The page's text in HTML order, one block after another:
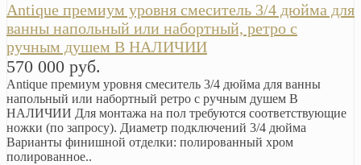
Antique премиум уровня смеситель 3/4 дюйма для
ванны напольный или набортный, ретро с
ручным душем В НАЛИЧИИ
570 000 руб.
Antique премиум уровня смеситель 3/4 дюйма для ванны
напольный или набортный ретро с ручным душем В
НАЛИЧИИ Для монтажа на пол требуются соответствующие
ножки (по запросу). Диаметр подключений 3/4 дюйма
Варианты финишной отделки: полированный хром
полированное..